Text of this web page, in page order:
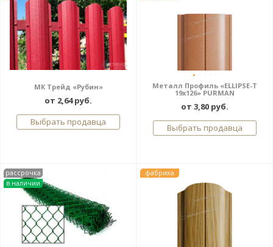
МК Трейд «Рубин»
от 2,64 руб.
Выбрать продавца
Металл Профиль «ELLIPSE-T
19х126» PURMAN
от 3,80 руб.
Выбрать продавца
рассрочка
в наличии
фабрика